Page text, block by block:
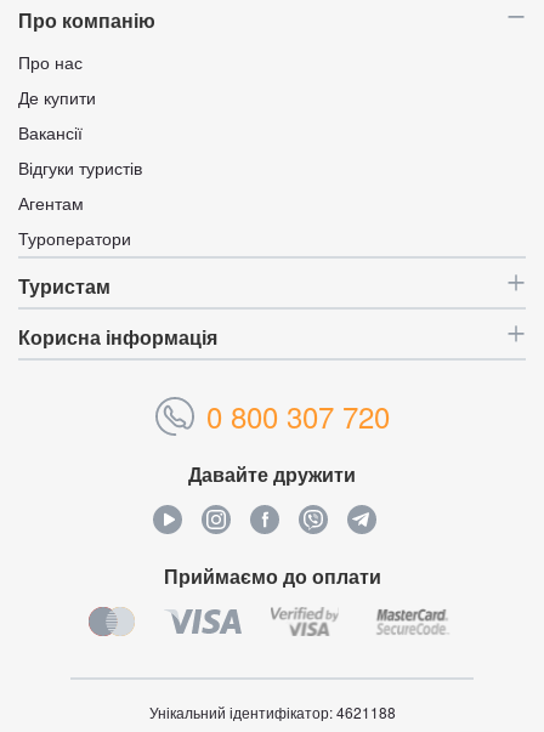
Про компанію
Про нас
Де купити
Вакансії
Відгуки туристів
Агентам
Туроператори
Туристам
Корисна інформація
0 800 307 720
Давайте дружити
Приймаємо до оплати
Унікальний ідентифікатор:4621188